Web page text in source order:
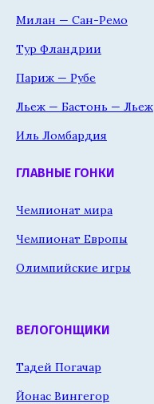
Милан — Сан-Ремо
Тур Фландрии
Париж — Рубе
Льеж — Бастонь — Льеж
Иль Ломбардия
ГЛАВНЫЕ ГОНКИ
Чемпионат мира
Чемпионат Европы
Олимпийские игры
ВЕЛОГОНЩИКИ
Тадей Погачар
Йонас Вингегор